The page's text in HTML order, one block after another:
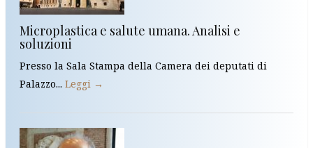
Microplastica e salute umana. Analisi e
soluzioni
Presso la Sala Stampa della Camera dei deputati di
Palazzo... Leggi →